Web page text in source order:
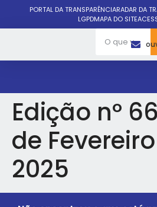
PORTAL DA TRANSPARÊNCIARADAR DA
LGPDMAPA DO SITE
Edição nº
de
2025